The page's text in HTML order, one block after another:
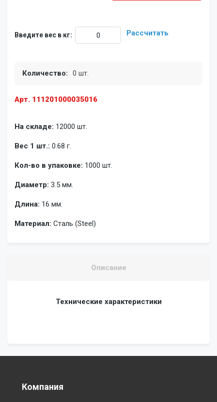
Арт. 111201000035016
На складе: 12000 шт.
Вес 1 шт.: 0.68 г.
Кол-во в упаковке: 1000 шт.
Диаметр: 3.5 мм.
Длина: 16 мм.
Материал: Сталь (Steel)
Введите вес в кг: Рассчитать
Количество: 0 шт.
Описание
Технические характеристики
Компания